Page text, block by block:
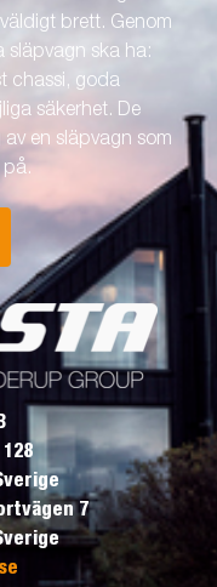
brett. Genom
släpvagn ska ha:
chassi, goda
säkerhet. De
en släpvagn som
på.
7